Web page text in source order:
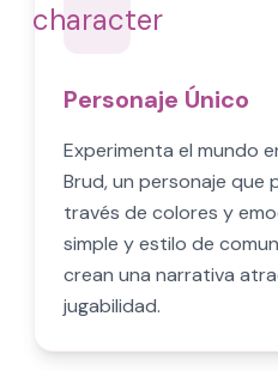
character
Personaje Único
Experimenta el mundo
Brud, un personaje que
través de colores y
simple y estilo de
crean una narrativa
jugabilidad.